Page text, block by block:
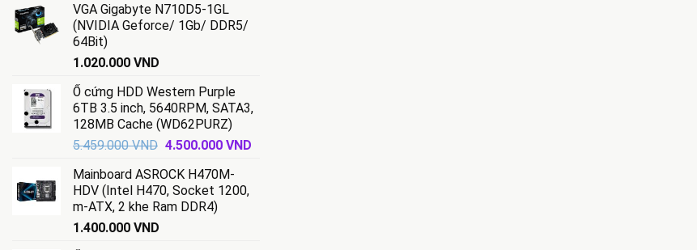
là:
6.000.000 VND.
VGA Gigabyte N710D5-1GL
(NVIDIA Geforce/ 1Gb/ DDR5/
64Bit)
1.020.000 VND
Ổ cứng HDD Western Purple
6TB 3.5 inch, 5640RPM, SATA3,
128MB Cache (WD62PURZ)
5.459.000VND Giá
là:
5.459.000 VND.
4.500.000 VNDGiá
Mainboard ASROCK H470M-
HDV (Intel H470, Socket 1200,
m-ATX, 2 khe Ram DDR4)
1.400.000 VND